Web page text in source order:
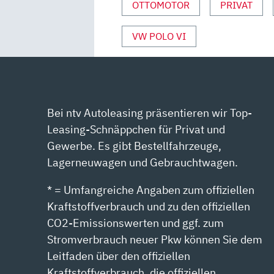
ANZEIGEN
OTTOMOTOR PRIVAT
VW POLO VI
Bei ntv Autoleasing präsentieren wir Top-
Leasing-Schnäppchen für Privat und
Gewerbe. Es gibt Bestellfahrzeuge,
Lagerneuwagen und Gebrauchtwagen.
* = Umfangreiche Angaben zum offiziellen
Kraftstoffverbrauch und zu den offiziellen
CO2-Emissionswerten und ggf. zum
Stromverbrauch neuer Pkw können Sie dem
Leitfaden über den offiziellen